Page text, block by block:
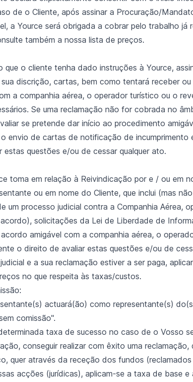
de o Cliente, após assinar a Procuração/
a Yource será obrigada a cobrar pelo trabalho já
também a nossa lista de preços.
que o cliente tenha dado instruções à Yource,
discrição, cartas, bem como tentará receber
a companhia aérea, o operador turístico ou o
Se uma reclamação não for cobrada no
se pretende dar início ao procedimento
envio de cartas de notificação de incumprimento
questões e/ou de cessar qualquer ato.
toma em relação à Reivindicação por e / ou em
ou em nome do Cliente, que inclui (mas
um processo judicial contra a Companhia Aérea,
solicitações da Lei de Liberdade de
amigável com a companhia aérea, o
o direito de avaliar estas questões e/ou de
e a sua reclamação estiver a ser paga,
no que respeita às taxas/custos.
actuará(ão) como representante(s)
comissão".
taxa de sucesso no caso de o Vosso
conseguir realizar com êxito uma
quer através da receção dos fundos
acções (jurídicas), aplicam-se a taxa de base e